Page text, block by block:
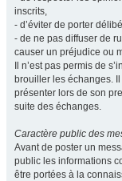
inscrits,
- d’éviter de porter
- de ne pas diffuser de
causer un préjudice ou
Il n’est pas permis de
brouiller les échanges.
présenter lors de son
suite des échanges.
Caractère public des
Avant de poster un
public les informations
être portées à la